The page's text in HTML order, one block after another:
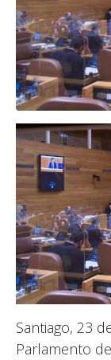
Santiago, 23
Parlamento